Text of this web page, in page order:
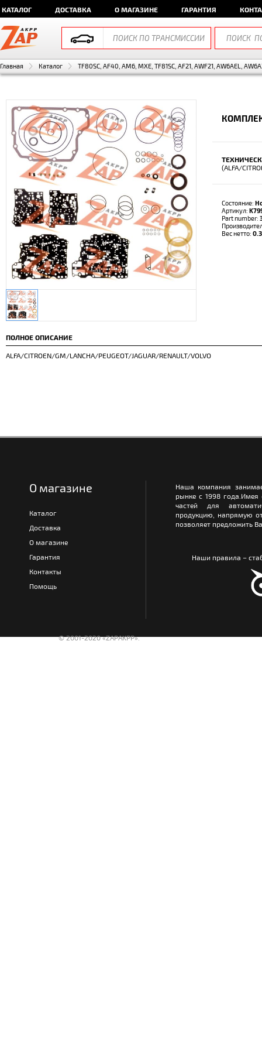
КАТАЛОГ ДОСТАВКА О МАГАЗИНЕ ГАРАНТИЯ
Главная Каталог TF80SC, AF40, AM6, MXE, TF81SC, AF21, AWF21, AW6AEL,
(ALFA/
Состояние:
Артикул:
Part number:
Вес нетто:
ПОЛНОЕ ОПИСАНИЕ
ALFA/CITROEN/GM/LANCHA/PEUGEOT/JAGUAR/RENAULT/VOLVO
О магазине
Каталог
Доставка
О магазине
Гарантия
Контакты
Помощь
Наша компания
рынке с 1998
частей для
продукцию, напрямую
позволяет предложить
Наши правила –
© 2001-2020 «ZAPAKPP».